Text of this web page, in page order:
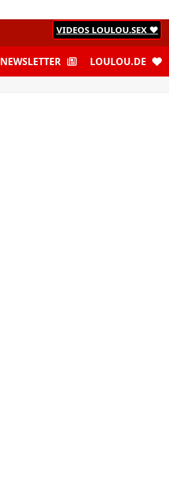
VIDEOS LOULOU.SEX ♥
NEWSLETTER LOULOU.DE